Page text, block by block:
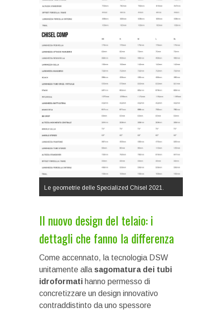
Le geometrie delle Specialized Chisel 2021.
Il nuovo design del telaio: i
dettagli che fanno la differenza
Come accennato, la tecnologia DSW
unitamente alla sagomatura dei tubi
idroformati hanno permesso di
concretizzare un design innovativo
contraddistinto da uno spessore